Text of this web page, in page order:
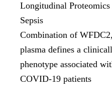
Longitudinal
Sepsis
Combination of
plasma defines a
phenotype associated
COVID-19 patients